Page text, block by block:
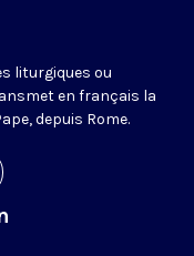
liturgiques ou
en français la
depuis Rome.